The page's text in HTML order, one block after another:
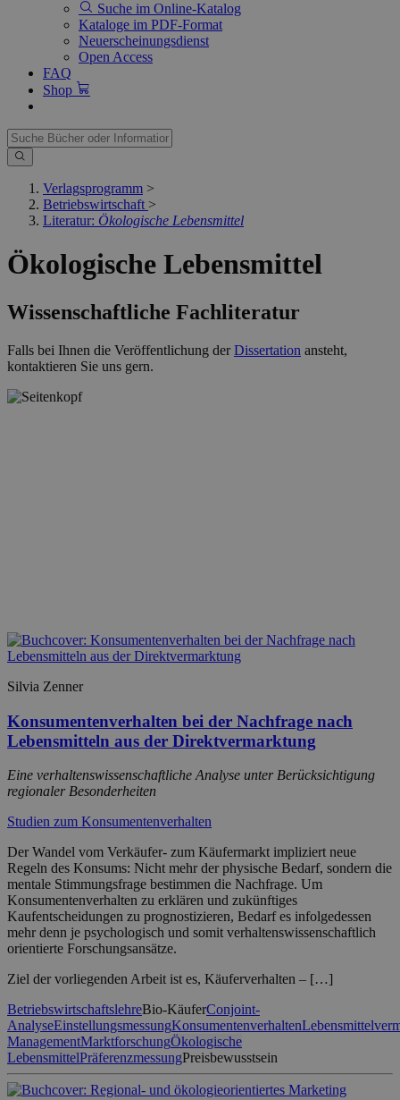
Suche im Online-Katalog
Kataloge im PDF-Format
Neuerscheinungsdienst
Open Access
FAQ
Shop
Verlagsprogramm >
Betriebswirtschaft >
Literatur: Ökologische Lebensmittel
Ökologische Lebensmittel
Wissenschaftliche Fachliteratur
Falls bei Ihnen die Veröffentlichung derDissertation ansteht,
kontaktieren Sie uns gern.
Silvia Zenner
Konsumentenverhalten bei der Nachfrage nach
Lebensmitteln aus der Direktvermarktung
Eine verhaltenswissenschaftliche Analyse unter Berücksichtigung
regionaler Besonderheiten
Studien zum Konsumentenverhalten
Der Wandel vom Verkäufer- zum Käufermarkt impliziert neue
Regeln des Konsums: Nicht mehr der physische Bedarf, sondern die
mentale Stimmungsfrage bestimmen die Nachfrage. Um
Konsumentenverhalten zu erklären und zukünftiges
Kaufentscheidungen zu prognostizieren, Bedarf es infolgedessen
mehr denn je psychologisch und somit verhaltenswissenschaftlich
orientierte Forschungsansätze.
Ziel der vorliegenden Arbeit ist es, Käuferverhalten – […]
BetriebswirtschaftslehreBio-KäuferConjoint-
AnalyseEinstellungsmessungKonsumentenverhalten
ManagementMarktforschungÖkologische
LebensmittelPräferenzmessungPreisbewusstsein